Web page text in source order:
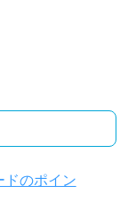
ドのポイン